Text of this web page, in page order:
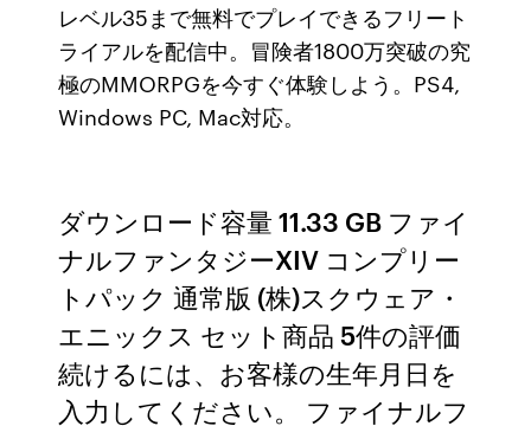
レベル35まで無料でプレイできるフリート
ライアルを配信中。冒険者1800万突破の究
極のMMORPGを今すぐ体験しよう。PS4,
Windows PC, Mac対応。
ダウンロード容量 11.33 GB ファイ
ナルファンタジーXIV コンプリー
トパック 通常版 (株)スクウェア・
エニックス セット商品 5件の評価
続けるには、お客様の生年月日を
入力してください。 ファイナルフ